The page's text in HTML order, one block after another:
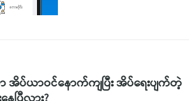
ပ်ယာဝင်နောက်ကျပြီး အိပ်ရေးပျက်တဲ့